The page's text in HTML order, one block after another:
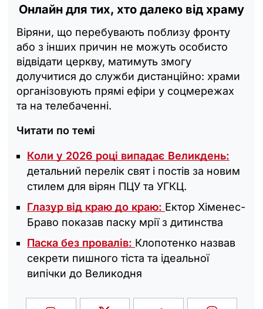
Онлайн для тих, хто далеко від храму
Віряни, що перебувають поблизу фронту
або з інших причин не можуть особисто
відвідати церкву, матимуть змогу
долучитися до служби дистанційно: храми
організовують прямі ефіри у соцмережах
та на телебаченні.
Читати по темі
Коли у 2026 році випадає Великдень:
детальний перелік свят і постів за новим
стилем для вірян ПЦУ та УГКЦ.
Глазур від краю до краю: Ектор Хіменес-
Браво показав паску мрії з дитинства
Паска без провалів: Клопотенко назвав
секрети пишного тіста та ідеальної
випічки до Великодня